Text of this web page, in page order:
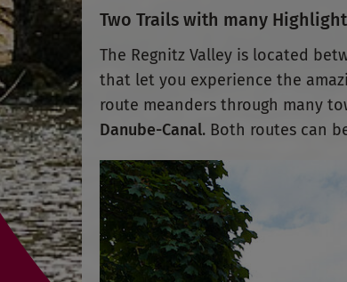
Two Trails with many
The Regnitz Valley is located
that let you experience the
route meanders through many
Danube-Canal. Both routes can